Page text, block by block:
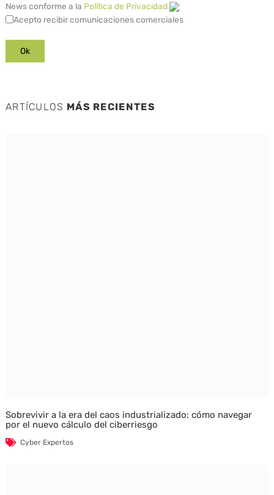
News conforme a la Política de Privacidad
Acepto recibir comunicaciones comerciales
ARTÍCULOS MÁS RECIENTES
Sobrevivir a la era del caos industrializado: cómo navegar
por el nuevo cálculo del ciberriesgo
Cyber Expertos